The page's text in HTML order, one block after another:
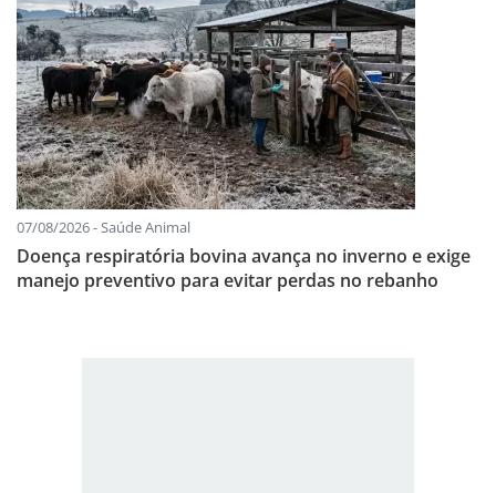
07/08/2026 - Saúde Animal
Doença respiratória bovina avança no inverno e exige
manejo preventivo para evitar perdas no rebanho